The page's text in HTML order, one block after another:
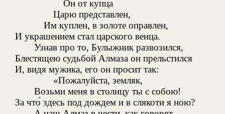
Он от купца
Царю представлен,
Им куплен, в золоте оправлен,
И украшением стал царского венца.
Узнав про то, Булыжник развозился,
Блестящею судьбой Алмаза он прельстился
И, видя мужика, его он просит так:
«Пожалуйста, земляк,
Возьми меня в столицу ты с собою!
За что́ здесь под дождем и в слякоти я ною?